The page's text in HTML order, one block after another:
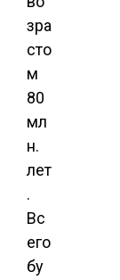
зра
сто
м
80
мл
н.
лет
.
Вс
его
бу